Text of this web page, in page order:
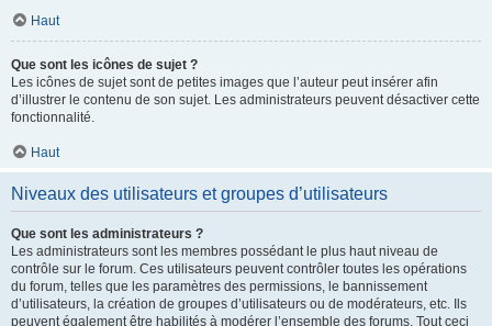
Haut
Que sont les icônes de sujet ?
Les icônes de sujet sont de petites images que l’auteur peut insérer afin
d’illustrer le contenu de son sujet. Les administrateurs peuvent désactiver cette
fonctionnalité.
Haut
Niveaux des utilisateurs et groupes d’utilisateurs
Que sont les administrateurs ?
Les administrateurs sont les membres possédant le plus haut niveau de
contrôle sur le forum. Ces utilisateurs peuvent contrôler toutes les opérations
du forum, telles que les paramètres des permissions, le bannissement
d’utilisateurs, la création de groupes d’utilisateurs ou de modérateurs, etc. Ils
peuvent également être habilités à modérer l’ensemble des forums. Tout ceci